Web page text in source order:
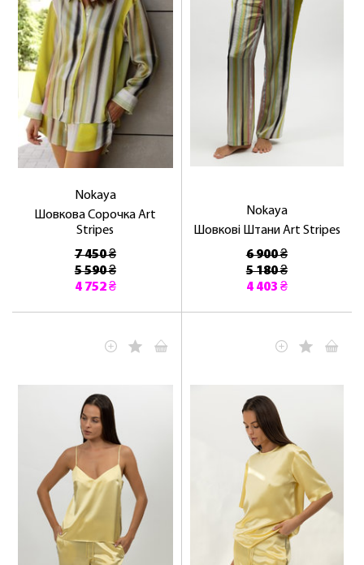
Nokaya
Шовкова Сорочка Art
Stripes
7 450 ₴
5 590 ₴
4 752 ₴
Nokaya
Шовкові Штани Art Stripes
6 900 ₴
5 180 ₴
4 403 ₴